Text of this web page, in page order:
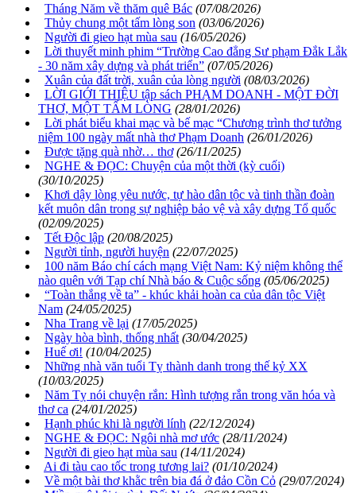
Tháng Năm về thăm quê Bác (07/08/2026)
Thủy chung một tấm lòng son (03/06/2026)
Người đi gieo hạt mùa sau (16/05/2026)
Lời thuyết minh phim “Trường Cao đẳng Sư phạm Đắk Lắk
- 30 năm xây dựng và phát triển” (07/05/2026)
Xuân của đất trời, xuân của lòng người (08/03/2026)
LỜI GIỚI THIỆU tập sách PHẠM DOANH - MỘT ĐỜI
THƠ, MỘT TẤM LÒNG (28/01/2026)
Lời phát biểu khai mạc và bế mạc “Chương trình thơ tưởng
niệm 100 ngày mất nhà thơ Phạm Doanh (26/01/2026)
Được tặng quà nhờ… thơ (26/11/2025)
NGHE & ĐỌC: Chuyện của một thời (kỳ cuối)
(30/10/2025)
Khơi dậy lòng yêu nước, tự hào dân tộc và tinh thần đoàn
kết muôn dân trong sự nghiệp bảo vệ và xây dựng Tổ quốc
(02/09/2025)
Tết Độc lập (20/08/2025)
Người tỉnh, người huyện (22/07/2025)
100 năm Báo chí cách mạng Việt Nam: Kỷ niệm không thể
nào quên với Tạp chí Nhà báo & Cuộc sống (05/06/2025)
“Toàn thắng về ta” - khúc khải hoàn ca của dân tộc Việt
Nam (24/05/2025)
Nha Trang về lại (17/05/2025)
Ngày hòa bình, thống nhất (30/04/2025)
Huế ơi! (10/04/2025)
Những nhà văn tuổi Tỵ thành danh trong thế kỷ XX
(10/03/2025)
Năm Tỵ nói chuyện rắn: Hình tượng rắn trong văn hóa và
thơ ca (24/01/2025)
Hạnh phúc khi là người lính (22/12/2024)
NGHE & ĐỌC: Ngôi nhà mơ ước (28/11/2024)
Người đi gieo hạt mùa sau (14/11/2024)
Ai đi tàu cao tốc trong tương lai? (01/10/2024)
Về một bài thơ khằc trên bia đá ở đảo Cồn Cỏ (29/07/2024)